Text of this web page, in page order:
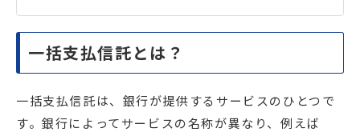
一括支払信託とは？
一括支払信託は、銀行が提供するサービスのひとつで
す。銀行によってサービスの名称が異なり、例えば